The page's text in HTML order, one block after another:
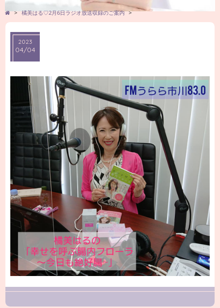
> 橘美はる♡2月6日ラジオ放送収録のご案内 >
2023
04/04